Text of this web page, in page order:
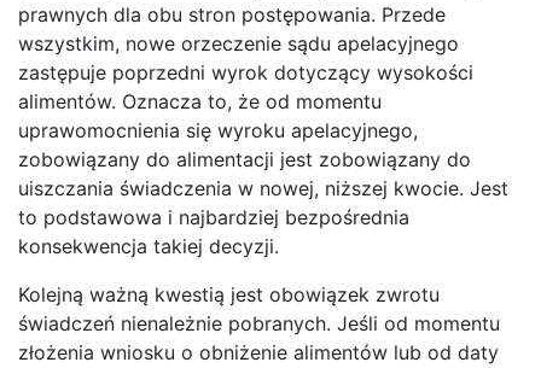
prawnych dla obu stron postępowania. Przede
wszystkim, nowe orzeczenie sądu apelacyjnego
zastępuje poprzedni wyrok dotyczący wysokości
alimentów. Oznacza to, że od momentu
uprawomocnienia się wyroku apelacyjnego,
zobowiązany do alimentacji jest zobowiązany do
uiszczania świadczenia w nowej, niższej kwocie. Jest
to podstawowa i najbardziej bezpośrednia
konsekwencja takiej decyzji.
Kolejną ważną kwestią jest obowiązek zwrotu
świadczeń nienależnie pobranych. Jeśli od momentu
złożenia wniosku o obniżenie alimentów lub od daty